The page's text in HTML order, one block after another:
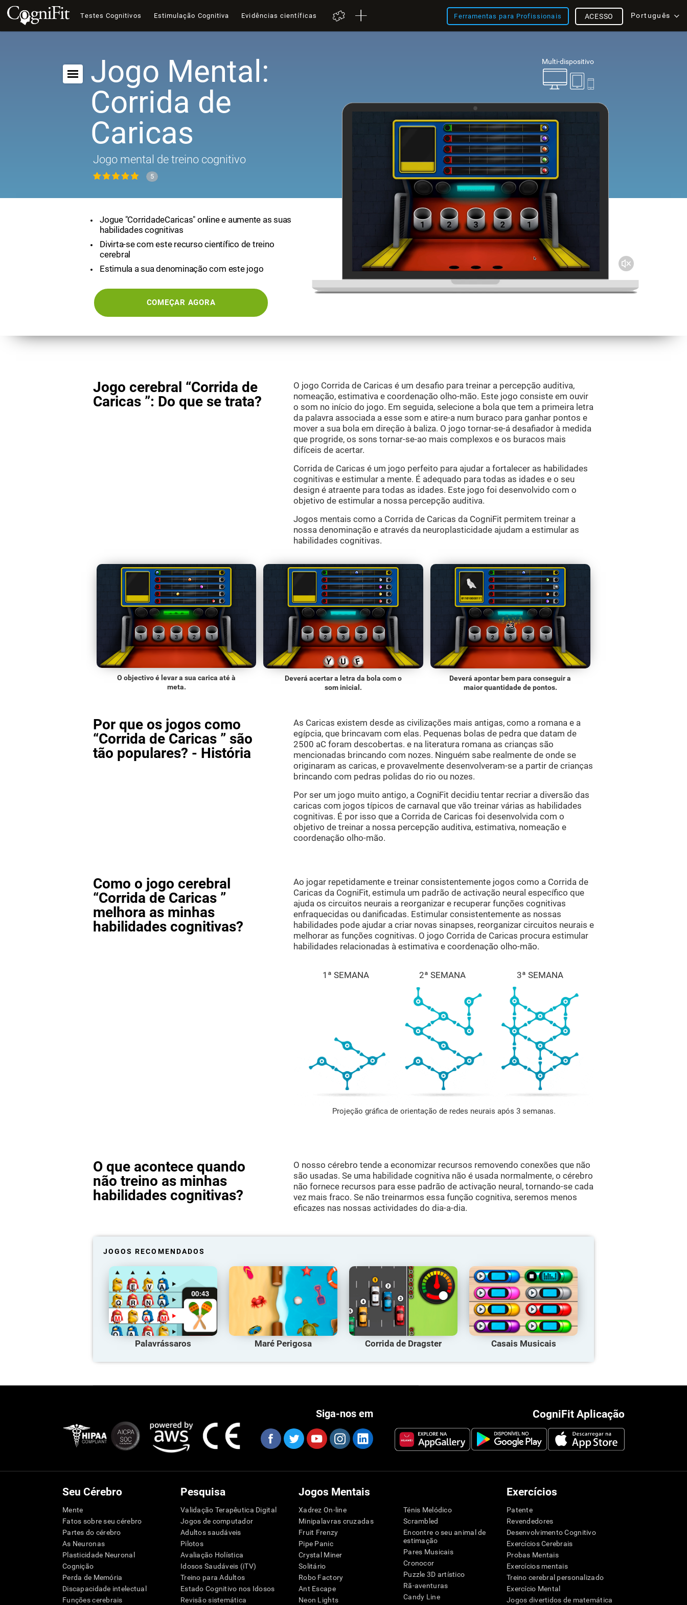
Testes Cognitivos Estimulação Cognitiva Evidências científicas Ferramentas para Profissionais Português
ACESSO
Multi-dispositivo
Jogo Mental:
Corrida de
Caricas
Jogo mental de treino cognitivo
5
Jogue "CorridadeCaricas" online e aumente as suas
habilidades cognitivas
Divirta-se com este recurso científico de treino
cerebral
Estimula a sua denominação com este jogo
COMEÇAR AGORA
Jogo cerebral “Corrida de
Caricas ”: Do que se trata?
O jogo Corrida de Caricas é um desafio para treinar a percepção auditiva,
nomeação, estimativa e coordenação olho-mão. Este jogo consiste em ouvir
o som no início do jogo. Em seguida, selecione a bola que tem a primeira letra
da palavra associada a esse som e atire-a num buraco para ganhar pontos e
mover a sua bola em direção à baliza. O jogo tornar-se-á desafiador à medida
que progride, os sons tornar-se-ao mais complexos e os buracos mais
difíceis de acertar.
Corrida de Caricas é um jogo perfeito para ajudar a fortalecer as habilidades
cognitivas e estimular a mente. É adequado para todas as idades e o seu
design é atraente para todas as idades. Este jogo foi desenvolvido com o
objetivo de estimular a nossa percepção auditiva.
Jogos mentais como a Corrida de Caricas da CogniFit permitem treinar a
nossa denominação e através da neuroplasticidade ajudam a estimular as
habilidades cognitivas.
O objectivo é levar a sua carica até à
meta.
Deverá acertar a letra da bola com o
som inicial.
Deverá apontar bem para conseguir a
maior quantidade de pontos.
Por que os jogos como
“Corrida de Caricas ” são
tão populares? - História
As Caricas existem desde as civilizações mais antigas, como a romana e a
egípcia, que brincavam com elas. Pequenas bolas de pedra que datam de
2500 aC foram descobertas. e na literatura romana as crianças são
mencionadas brincando com nozes. Ninguém sabe realmente de onde se
originaram as caricas, e provavelmente desenvolveram-se a partir de crianças
brincando com pedras polidas do rio ou nozes.
Por ser um jogo muito antigo, a CogniFit decidiu tentar recriar a diversão das
caricas com jogos típicos de carnaval que vão treinar várias as habilidades
cognitivas. É por isso que a Corrida de Caricas foi desenvolvida com o
objetivo de treinar a nossa percepção auditiva, estimativa, nomeação e
coordenação olho-mão.
Como o jogo cerebral
“Corrida de Caricas ”
melhora as minhas
habilidades cognitivas?
Ao jogar repetidamente e treinar consistentemente jogos como a Corrida de
Caricas da CogniFit, estimula um padrão de activação neural específico que
ajuda os circuitos neurais a reorganizar e recuperar funções cognitivas
enfraquecidas ou danificadas. Estimular consistentemente as nossas
habilidades pode ajudar a criar novas sinapses, reorganizar circuitos neurais e
melhorar as funções cognitivas. O jogo Corrida de Caricas procura estimular
habilidades relacionadas à estimativa e coordenação olho-mão.
1ª SEMANA 2ª SEMANA 3ª SEMANA
Projeção gráfica de orientação de redes neurais após 3 semanas.
O que acontece quando
não treino as minhas
habilidades cognitivas?
O nosso cérebro tende a economizar recursos removendo conexões que não
são usadas. Se uma habilidade cognitiva não é usada normalmente, o cérebro
não fornece recursos para esse padrão de activação neural, tornando-se cada
vez mais fraco. Se não treinarmos essa função cognitiva, seremos menos
eficazes nas nossas actividades do dia-a-dia.
JOGOS RECOMENDADOS
Palavrássaros Maré Perigosa Corrida de Dragster Casais Musicais
CogniFit Aplicação
Siga-nos em
Seu Cérebro
Mente
Fatos sobre seu cérebro
Partes do cérebro
As Neuronas
Plasticidade Neuronal
Cognição
Perda de Memória
Discapacidade intelectual
Funções cerebrais
Pesquisa
Validação Terapêutica Digital
Jogos de computador
Adultos saudáveis
Pilotos
Avaliação Holística
Idosos Saudáveis (iTV)
Treino para Adultos
Estado Cognitivo nos Idosos
Revisão sistemática
Jogos Mentais
Xadrez On-line
Minipalavras cruzadas
Fruit Frenzy
Pipe Panic
Crystal Miner
Solitário
Robo Factory
Ant Escape
Neon Lights
Ténis Melódico
Scrambled
Encontre o seu animal de
estimação
Pares Musicais
Cronocor
Puzzle 3D artístico
Rã-aventuras
Candy Line
Exercícios
Patente
Revendedores
Desenvolvimento Cognitivo
Exercícios Cerebrais
Probas Mentais
Exercícios mentais
Treino cerebral personalizado
Exercício Mental
Jogos divertidos de matemática